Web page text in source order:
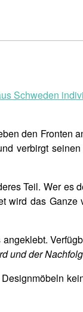
Schweden
den Fronten
verbirgt
Teil. Wer es
wird das
und der